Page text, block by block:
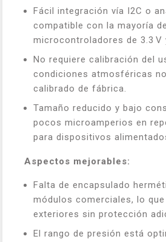
Fácil integración vía I2C o
compatible con la mayoría de
microcontroladores de 3.3 V
No requiere calibración del
condiciones atmosféricas
calibrado de fábrica.
Tamaño reducido y bajo
pocos microamperios en
para dispositivos
Aspectos mejorables:
Falta de encapsulado
módulos comerciales, lo
exteriores sin protección
El rango de presión está